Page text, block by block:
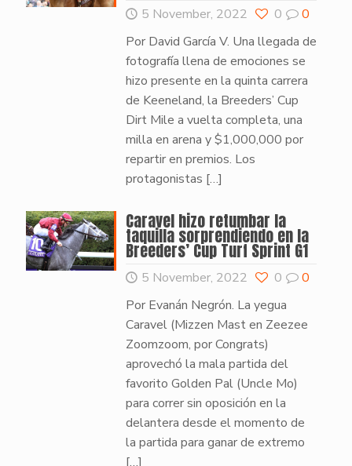
5 November, 2022 0
0
Por David García V. Una llegada de
fotografía llena de emociones se
hizo presente en la quinta carrera
de Keeneland, la Breeders’ Cup
Dirt Mile a vuelta completa, una
milla en arena y $1,000,000 por
repartir en premios. Los
protagonistas […]
Caravel hizo retumbar la
taquilla sorprendiendo en la
Breeders’ Cup Turf Sprint G1
5 November, 2022 0
0
Por Evanán Negrón. La yegua
Caravel (Mizzen Mast en Zeezee
Zoomzoom, por Congrats)
aprovechó la mala partida del
favorito Golden Pal (Uncle Mo)
para correr sin oposición en la
delantera desde el momento de
la partida para ganar de extremo
[…]